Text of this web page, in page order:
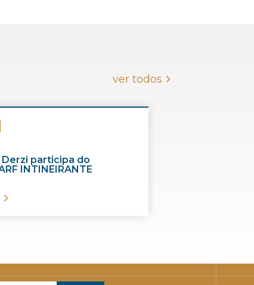
ver todos
Derzi participa do
INTINEIRANTE